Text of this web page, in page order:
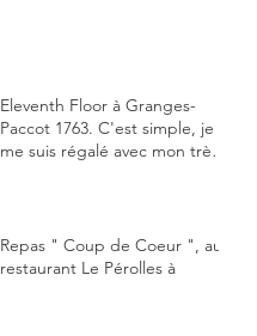
Eleventh Floor à Granges-
Paccot 1763. C'est simple, je
me suis régalé avec mon très
10.
Repas " Coup de Coeur ", au
restaurant Le Pérolles à